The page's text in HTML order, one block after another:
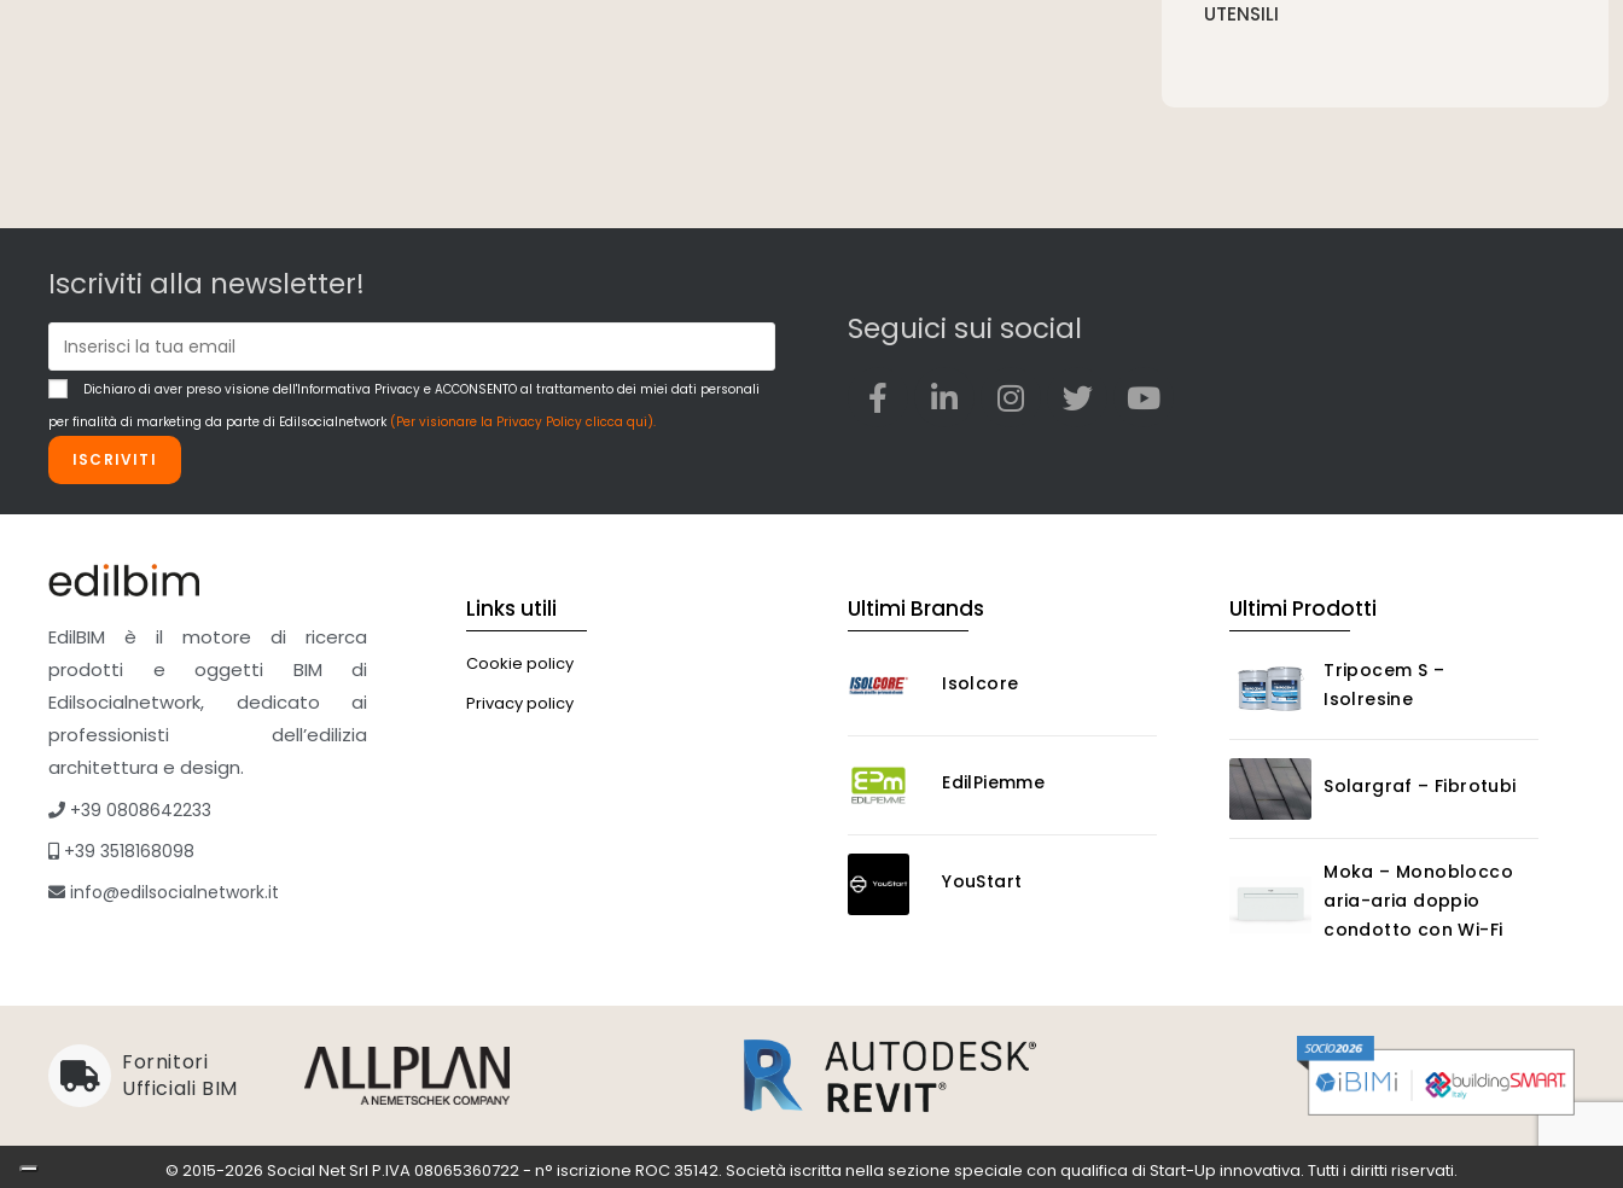
UTENSILI
Iscriviti alla newsletter!
Dichiaro di aver preso visione dell'Informativa Privacy e ACCONSENTO al trattamento dei miei dati personali
per finalità di marketing da parte di Edilsocialnetwork (Per visionare la Privacy Policy clicca qui).
ISCRIVITI
Seguici sui social
EdilBIM è il motore di ricerca
prodotti e oggetti BIM di
Edilsocialnetwork, dedicato ai
professionisti dell’edilizia
architettura e design.
+39 0808642233
+39 3518168098
info@edilsocialnetwork.it
Links utili
Cookie policy
Privacy policy
Ultimi Brands
Isolcore
EdilPiemme
YouStart
Ultimi Prodotti
Tripocem S –
Isolresine
Solargraf – Fibrotubi
Moka – Monoblocco
aria-aria doppio
condotto con Wi-Fi
Fornitori
Ufficiali BIM
© 2015-2026 Social Net Srl P.IVA 08065360722 - n° iscrizione ROC 35142. Società iscritta nella sezione speciale con qualifica di Start-Up innovativa. Tutti i diritti riservati.